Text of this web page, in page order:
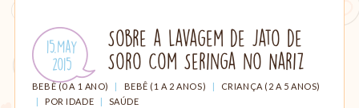
gestação,
amamentação,
Montessori,
viagem
etc.
Publicado
em:
15.May
.
2015
Sobre a Lavagem de Jato de
Soro Com Seringa no Nariz
CATEGORIAS:
BEBÊ (0 A 1 ANO) BEBÊ (1 A 2 ANOS)
CRIANÇA (2 A 5 ANOS)
POR IDADE
SAÚDE